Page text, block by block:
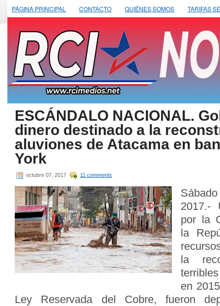
PÁGINA PRINCIPAL CONTACTO QUIÉNES SOMOS TARIFAS
ESCÁNDALO NACIONAL.
dinero destinado a la
aluviones de Atacama en
York
octubre 07, 2017 11 comments
2017.-
por la
la
la
en
Ley Reservada del Cobre, fueron